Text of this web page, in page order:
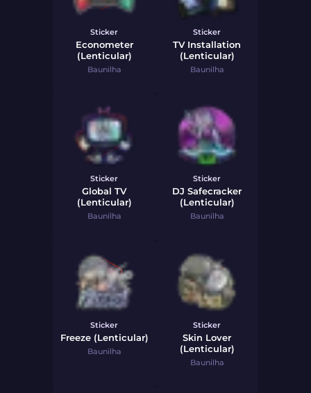
Sticker
Econometer
(Lenticular)
Baunilha
Sticker
TV Installation
(Lenticular)
Baunilha
Sticker
Global TV
(Lenticular)
Baunilha
Sticker
DJ Safecracker
(Lenticular)
Baunilha
Sticker
Freeze (Lenticular)
Baunilha
Sticker
Skin Lover
(Lenticular)
Baunilha